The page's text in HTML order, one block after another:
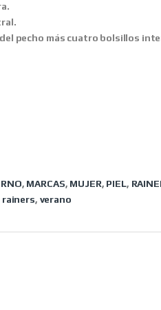
pecho más cuatro bolsillos
, MARCAS, MUJER, PIEL,
rainers, verano